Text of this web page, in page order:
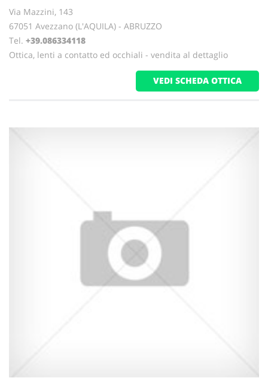
Via Mazzini, 143
67051 Avezzano (L'AQUILA) - ABRUZZO
Tel. +39.086334118
Ottica, lenti a contatto ed occhiali - vendita al dettaglio
VEDI SCHEDA OTTICA